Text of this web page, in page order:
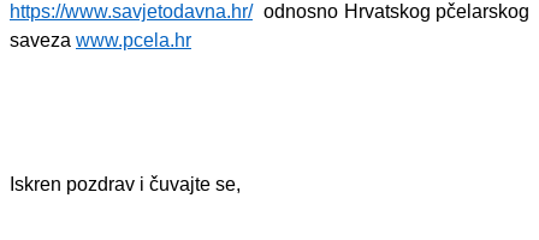
https://www.savjetodavna.hr/odnosno Hrvatskog pčelarskog
saveza www.pcela.hr
Iskren pozdrav i čuvajte se,